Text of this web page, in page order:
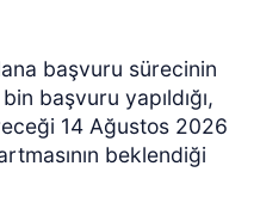
başvuru sürecinin
başvuru yapıldığı,
14 Ağustos 2026
beklendiği